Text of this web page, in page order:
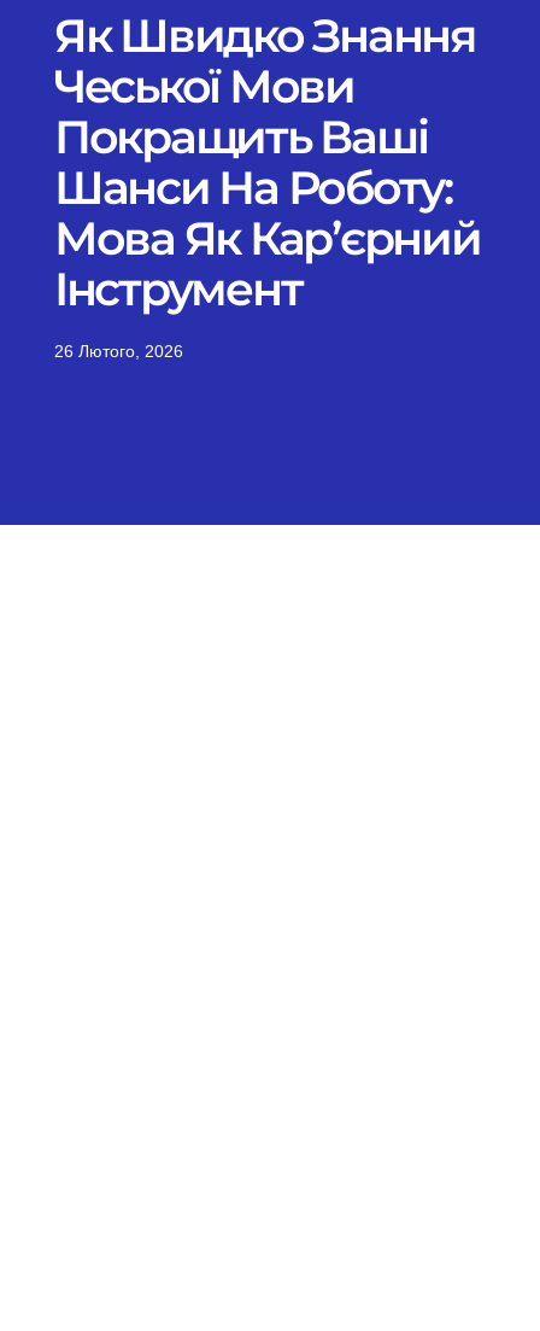
Як Швидко Знання
Чеської Мови
Покращить Ваші
Шанси На Роботу:
Мова Як Кар’єрний
Інструмент
26 Лютого, 2026